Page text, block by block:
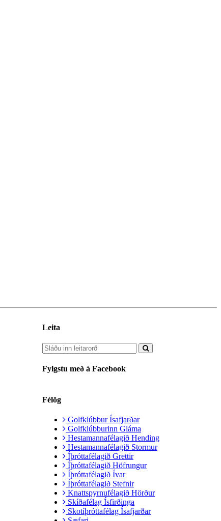
Leita
Fylgstu með á Facebook
Félög
Golfklúbbur Ísafjarðar
Golfklúbburinn Gláma
Hestamannafélagið Hending
Hestamannafélagið Stormur
Íþróttafélagið Grettir
Íþróttafélagið Höfrungur
Íþróttafélagið Ívar
Íþróttafélagið Stefnir
Knattspyrnufélagið Hörður
Skíðafélag Ísfirðinga
Skotíþróttafélag Ísafjarðar